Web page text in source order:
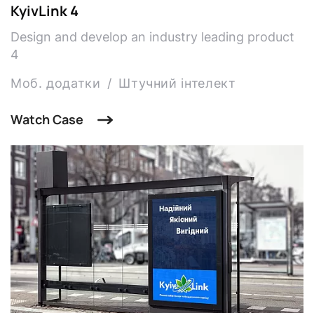
KyivLink 4
Design and develop an industry leading product
4
Моб. додатки
Штучний інтелект
Watch Case